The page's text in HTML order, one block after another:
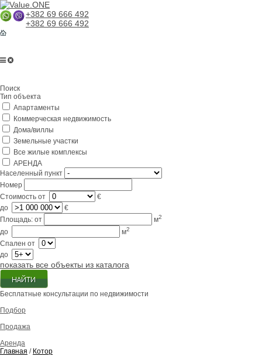
+382 69 666 492
+382 69 666 492
Lifestyle
Контакты
Поиск
Тип объекта
Апартаменты
Коммерческая недвижимость
Дома/виллы
Земельные участки
Все жилые комплексы
АРЕНДА
Населенный пункт
Номер
Стоимость от
€
до
€
Площадь: от м2
до м2
Спален от
до
показать все объекты из каталога
Бесплатные консультации по недвижимости
Подбор
Продажа
Аренда
Главная / Котор